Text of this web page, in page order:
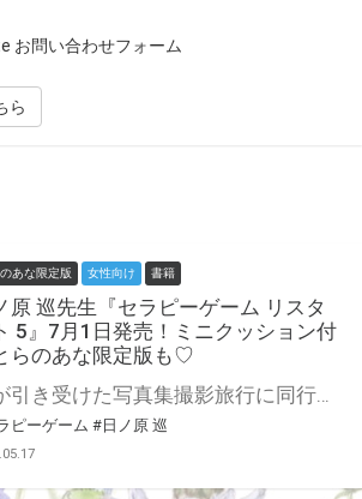
お問い合わせフォーム
ら
あな限定版 女性向け 書籍
原 巡先生『セラピーゲーム リスタ
5』7月1日発売！ミニクッション付
らのあな限定版も♡
湊が引き受けた写真集撮影旅行に同行中の静真。 仕事に集中していた湊は、静真の誕生日を忘れていたことに気づくが、旅先で何もプレゼントの用意ができない。 せめてと、と決意した湊は……!? 超人気カップル静真×湊、待望の第5巻♥ 日ノ原巡先生の大人気シリーズ、ディアプラス・コミックス『セラピーゲーム リスタート』第5巻が7月1日に発売！ とらのあなでは刊行を記念して、ミニクッション付きとらのあな限定版を発売致します！ 池袋店・通販にて予約開始。 とらのあな限定版は数量限定生産となりますので、お早めにご予約下さい♥
ピーゲーム #日ノ原 巡